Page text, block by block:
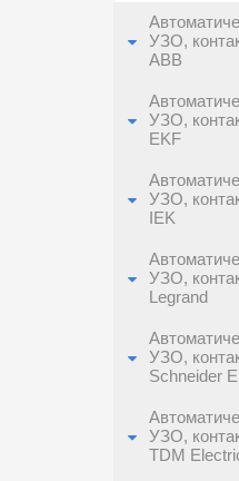
УЗО,
ABB
УЗО,
EKF
УЗО,
IEK
УЗО,
Legrand
УЗО,
Schneider
УЗО,
TDM